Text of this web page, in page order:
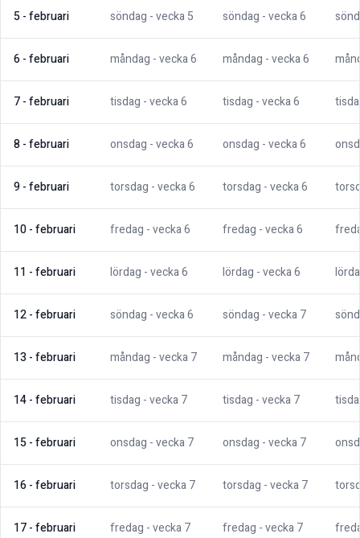
5-februari söndag - vecka5 söndag - vecka6
6-februari måndag - vecka6 måndag - vecka6
7-februari tisdag - vecka6 tisdag - vecka6
8-februari onsdag - vecka6 onsdag - vecka6
9-februari torsdag - vecka6 torsdag - vecka6
10-februari fredag - vecka6 fredag - vecka6
11 -februari lördag - vecka6 lördag - vecka6
12-februari söndag - vecka6 söndag - vecka7
13 -februari måndag - vecka7 måndag - vecka7
14-februari tisdag - vecka7 tisdag - vecka7
15-februari onsdag - vecka7 onsdag - vecka7
16-februari torsdag - vecka7 torsdag - vecka7
17-februari fredag - vecka7 fredag - vecka7